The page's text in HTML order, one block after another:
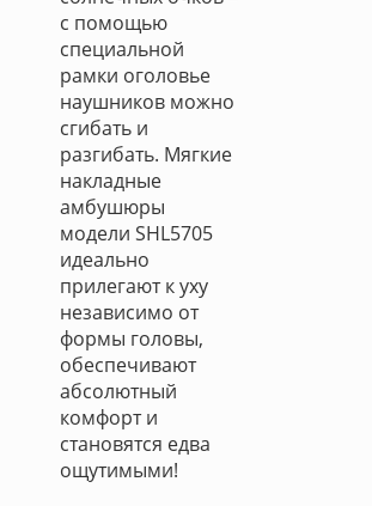
с помощью
специальной
рамки оголовье
наушников можно
сгибать и
разгибать. Мягкие
накладные
амбушюры
модели SHL5705
идеально
прилегают к уху
независимо от
формы головы,
обеспечивают
абсолютный
комфорт и
становятся едва
ощутимыми!